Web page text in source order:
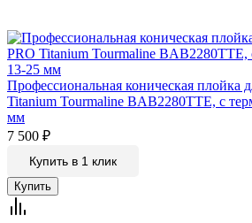
Профессиональная коническая плойка
Titanium Tourmaline BAB2280TTE, с
мм
7 500 ₽
Купить в 1 клик